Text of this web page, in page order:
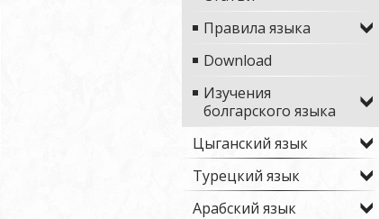
Правила языка
Download
Изучения
болгарского языка
Цыганский язык
Турецкий язык
Арабский язык